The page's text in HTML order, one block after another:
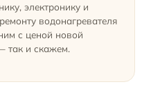
электронику и
водонагревателя
с ценой новой
так и скажем.